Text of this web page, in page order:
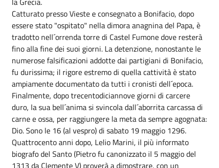
Catturato presso Vieste e consegnato a Bonifacio, dopo
essere stato "ospitato" nella dimora anagnina del Papa, è
tradotto nell´orrenda torre di Castel Fumone dove resterà
fino alla fine dei suoi giorni. La detenzione, nonostante le
numerose falsificazioni addotte dai partigiani di Bonifacio,
fu durissima; il rigore estremo di quella cattività è stato
ampiamente documentato da tutti i cronisti dell´epoca.
Finalmente, dopo trecentodiciannove giorni di carcere
duro, la sua bell´anima si svincola dall´aborrita carcassa di
carne e ossa, per raggiungere la meta da sempre agognata:
Dio. Sono le 16 (al vespro) di sabato 19 maggio 1296.
Quattrocento anni dopo, Lelio Marini, il più informato
biografo del Santo (Pietro fu canonizzato il 5 maggio del
1313 da Clemente V) proverà a dimostrare, con un